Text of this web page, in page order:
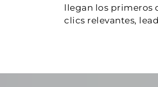
llegan los primeros
clics relevantes,